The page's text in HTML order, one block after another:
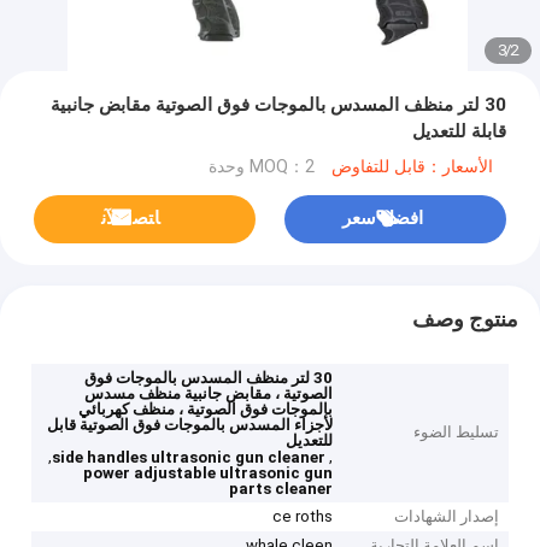
2
/
3
30 لتر منظف المسدس بالموجات فوق الصوتية مقابض جانبية
قابلة للتعديل
الأسعار：قابل للتفاوض MOQ：2 وحدة
افضل سعر ﺎﺘﺼﻟ ﺍﻶﻧ
منتوج وصف
تسليط الضوء
30 لتر منظف المسدس بالموجات فوق
الصوتية ، مقابض جانبية منظف مسدس
بالموجات فوق الصوتية ، منظف كهربائي
لأجزاء المسدس بالموجات فوق الصوتية قابل
للتعديل
,
side handles ultrasonic gun cleaner
,
power adjustable ultrasonic gun
parts cleaner
إصدار الشهادات
ce roths